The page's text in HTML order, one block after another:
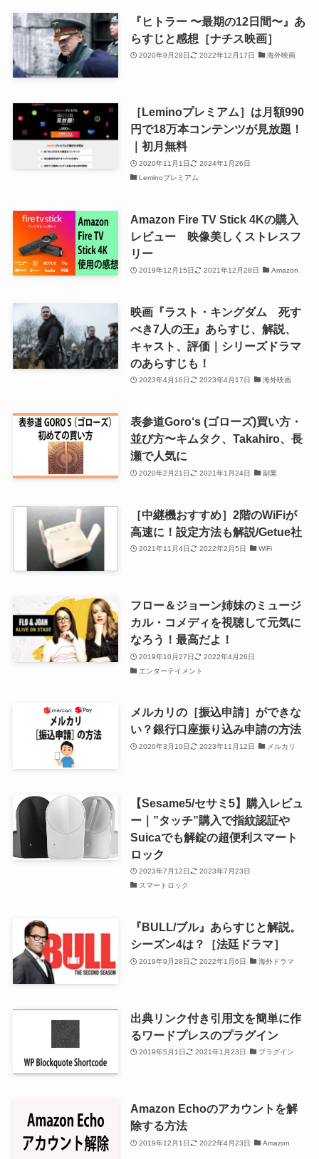
『ヒトラー 〜最期の12日間〜』あ
らすじと感想［ナチス映画］
2020年9月28日 2022年12月17日 海外映画
［Leminoプレミアム］は月額990
円で18万本コンテンツが見放題！
｜初月無料
2020年11月1日
2024年1月26日
Leminoプレミアム
Amazon Fire TV Stick 4Kの購入
レビュー 映像美しくストレスフ
リー
2019年12月15日 2021年12月28日 Amazon
映画『ラスト・キングダム 死す
べき7人の王』あらすじ、解説、
キャスト、評価｜シリーズドラマ
のあらすじも！
2023年4月16日 2023年4月17日 海外映画
表参道Goro‘s (ゴローズ)買い方・
並び方〜キムタク、Takahiro、長
瀬で人気に
2020年2月21日 2021年1月24日 副業
［中継機おすすめ］2階のWiFiが
高速に！設定方法も解説/Getue社
2021年11月4日 2022年2月5日 WiFi
フロー＆ジョーン姉妹のミュージ
カル・コメディを視聴して元気に
なろう！最高だよ！
2019年10月27日
2022年4月26日
エンターテイメント
メルカリの［振込申請］ができな
い？銀行口座振り込み申請の方法
2020年3月10日 2023年11月12日 メルカリ
【Sesame5/セサミ5】購入レビュ
ー｜”タッチ”購入で指紋認証や
Suicaでも解錠の超便利スマート
ロック
2023年7月12日
2023年7月23日
スマートロック
『BULL/ブル』あらすじと解説。
シーズン4は？［法廷ドラマ］
2019年9月28日 2022年1月6日 海外ドラマ
出典リンク付き引用文を簡単に作
るワードプレスのプラグイン
2019年5月1日 2021年1月23日 プラグイン
Amazon Echoのアカウントを解
除する方法
2019年12月1日 2022年4月23日 Amazon